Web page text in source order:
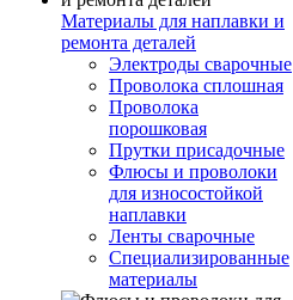
Материалы для наплавки и
ремонта деталей
Электроды сварочные
Проволока сплошная
Проволока
порошковая
Прутки присадочные
Флюсы и проволоки
для износостойкой
наплавки
Ленты сварочные
Специализированные
материалы